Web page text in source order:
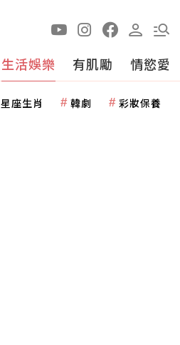
生活娛樂 有肌勵 情慾愛
星座生肖 韓劇 彩妝保養